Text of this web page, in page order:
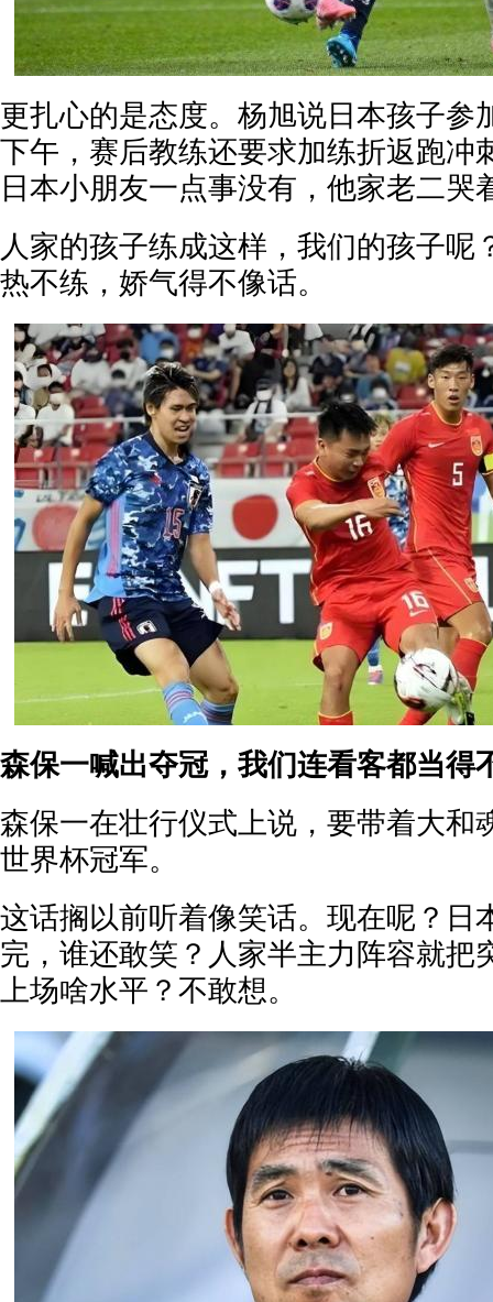
更扎心的是态度。杨旭说日本孩子参
下午，赛后教练还要求加练折返跑冲
日本小朋友一点事没有，他家老二哭
人家的孩子练成这样，我们的孩子呢
热不练，娇气得不像话。
森保一喊出夺冠，我们连看客都当得
森保一在壮行仪式上说，要带着大和
世界杯冠军。
这话搁以前听着像笑话。现在呢？日
完，谁还敢笑？人家半主力阵容就把
上场啥水平？不敢想。